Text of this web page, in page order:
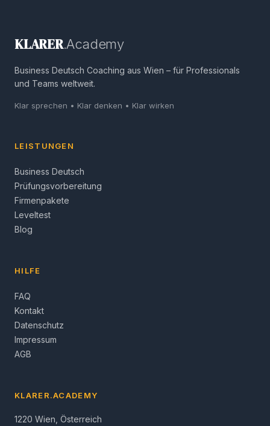
KLARER.Academy
Business Deutsch Coaching aus Wien – für Professionals
und Teams weltweit.
Klar sprechen • Klar denken • Klar wirken
LEISTUNGEN
Business Deutsch
Prüfungsvorbereitung
Firmenpakete
Leveltest
Blog
HILFE
FAQ
Kontakt
Datenschutz
Impressum
AGB
KLARER.ACADEMY
1220 Wien, Österreich